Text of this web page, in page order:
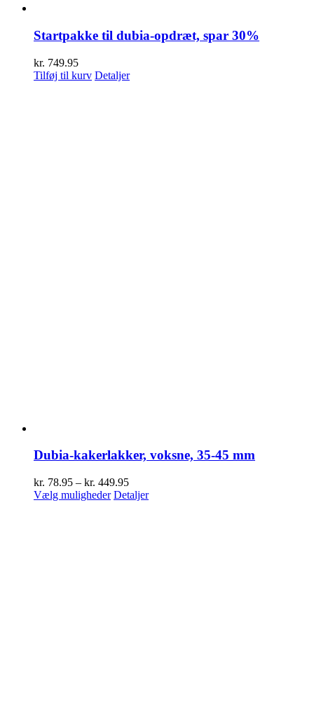
Startpakke til dubia-opdræt, spar 30%
kr. 749.95
Tilføj til kurv Detaljer
Dubia-kakerlakker, voksne, 35-45 mm
kr. 78.95 – kr. 449.95Prisinterval:
kr. 78.95
Vælg muligheder Dette
Detaljer